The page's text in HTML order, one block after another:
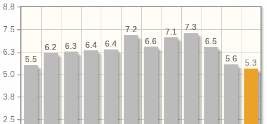
2.5
3.8
5.0
6.3
7.5
8.8
5.6
6.5
7.3
7.1
6.6
7.2
6.4
6.4
6.3
6.2
5.5
5.3
5.6
6.5
7.3
7.1
6.6
7.2
6.4
6.4
6.3
6.2
5.5